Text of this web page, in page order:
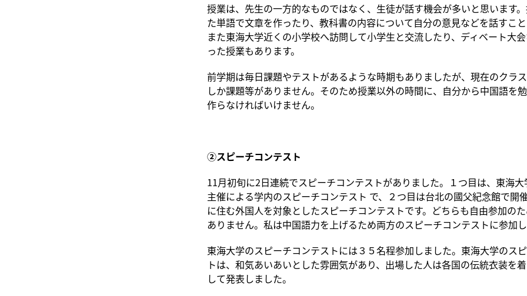
授業は、先生の一方的なものではなく、生徒が話す機会が多いと思います
た単語で文章を作ったり、教科書の内容について自分の意見などを話すこ
また東海大学近くの小学校へ訪問して小学生と交流したり、ディベート大
った授業もあります。
前学期は毎日課題やテストがあるような時期もありましたが、現在のクラ
しか課題等がありません。そのため授業以外の時間に、自分から中国語を
作らなければいけません。
②スピーチコンテスト
11月初旬に2日連続でスピーチコンテストがありました。１つ目は、東海
主催による学内のスピーチコンテスト で、２つ目は台北の國父紀念館で開
に住む外国人を対象としたスピーチコンテストです。どちらも自由参加の
ありません。私は中国語力を上げるため両方のスピーチコンテストに参加
東海大学のスピーチコンテストには３５名程参加しました。東海大学のス
トは、和気あいあいとした雰囲気があり、出場した人は各国の伝統衣装を
して発表しました。